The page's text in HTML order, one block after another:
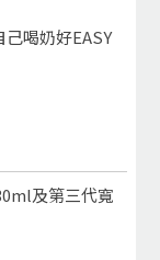
喝奶好EASY
及第三代寬